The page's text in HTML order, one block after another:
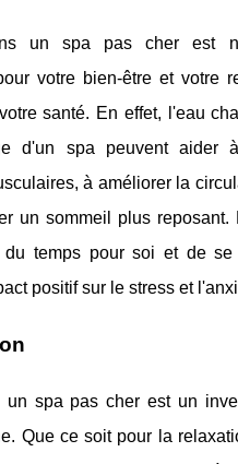
un spa pas cher est
votre bien-être et votre
santé. En effet, l'eau
d'un spa peuvent aider
à améliorer la
un sommeil plus reposant.
du temps pour soi et de se
positif sur le stress et
un spa pas cher est un
Que ce soit pour la